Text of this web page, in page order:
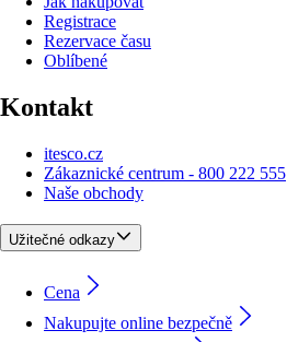
Registrace
Rezervace času
Oblíbené
Kontakt
itesco.cz
Zákaznické centrum - 800 222 555
Naše obchody
Užitečné odkazy
Cena
Nakupujte online bezpečně